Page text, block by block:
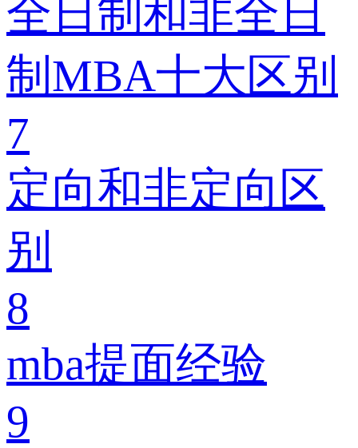
全日制和非全日
制MBA十大区别
7
定向和非定向区
别
8
mba提面经验
9